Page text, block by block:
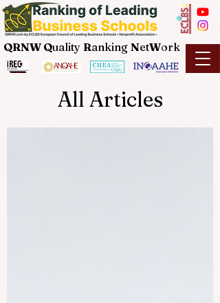
QRNW Quality Ranking NetWork
All Articles